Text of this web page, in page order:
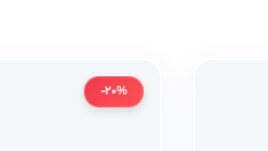
-20%